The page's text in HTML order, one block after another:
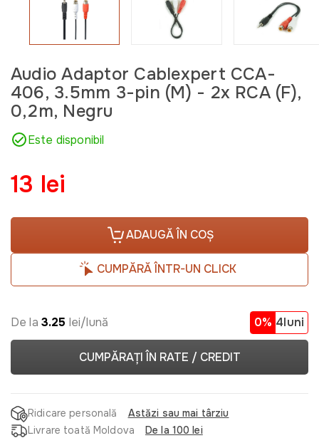
Audio Adaptor Cablexpert CCA-
406, 3.5mm 3-pin (M) - 2x RCA (F),
0,2m, Negru
Este disponibil
13 lei
ADAUGĂ ÎN COȘ
CUMPĂRĂ ÎNTR-UN CLICK
De la 3.25 lei/lună 0% 4luni
CUMPĂRAȚI ÎN RATE / CREDIT
Ridicare personală
Astăzi sau mai târziu
Livrare toată Moldova
De la 100 lei